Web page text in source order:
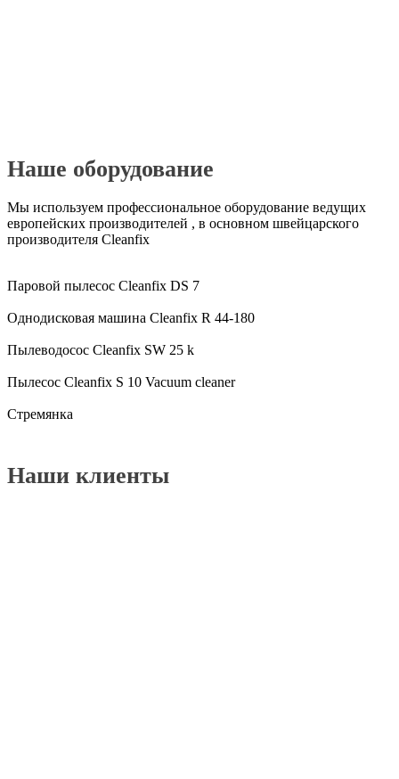
Наше оборудование
Мы используем профессиональное оборудование ведущих
европейских производителей , в основном швейцарского
производителя Cleanfix
Паровой пылесос Cleanfix DS 7
Однодисковая машина Cleanfix R 44-180
Пылеводосос Cleanfix SW 25 k
Пылесос Cleanfix S 10 Vacuum cleaner
Cтремянка
Наши клиенты